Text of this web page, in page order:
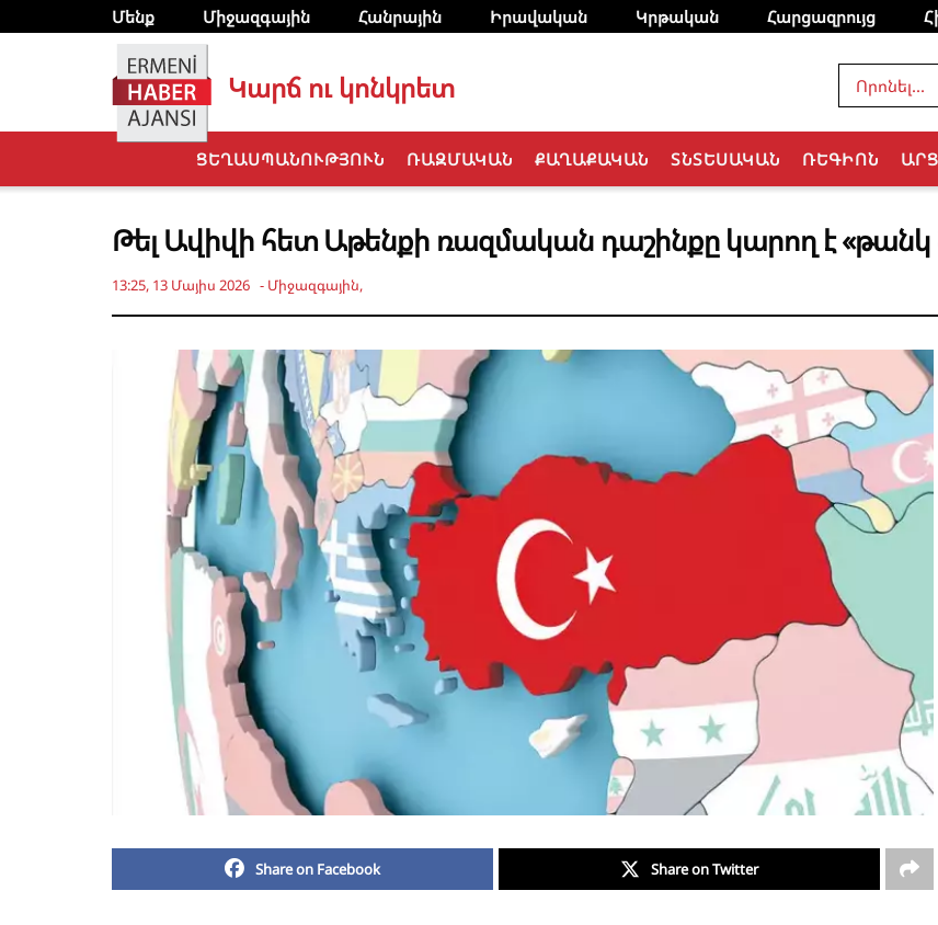
Մենք Միջազգային Հանրային Իրավական Կրթական Հարցազրույց
Կարճ ու կոնկրետ
ՑԵՂԱՍՊԱՆՈՒԹՅՈՒՆ ՌԱԶՄԱԿԱՆ ՔԱՂԱՔԱԿԱՆ ՏՆՏԵՍԱԿԱՆ ՌԵԳԻՈՆ
Թել Ավիվի հետ Աթենքի ռազմական դաշինքը կարող է
13:25, 13 Մայիս 2026 - Միջազգային,
Share on Facebook Share on Twitter